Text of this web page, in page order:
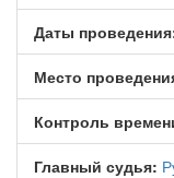
Даты
Место
Контроль
Главный судья: